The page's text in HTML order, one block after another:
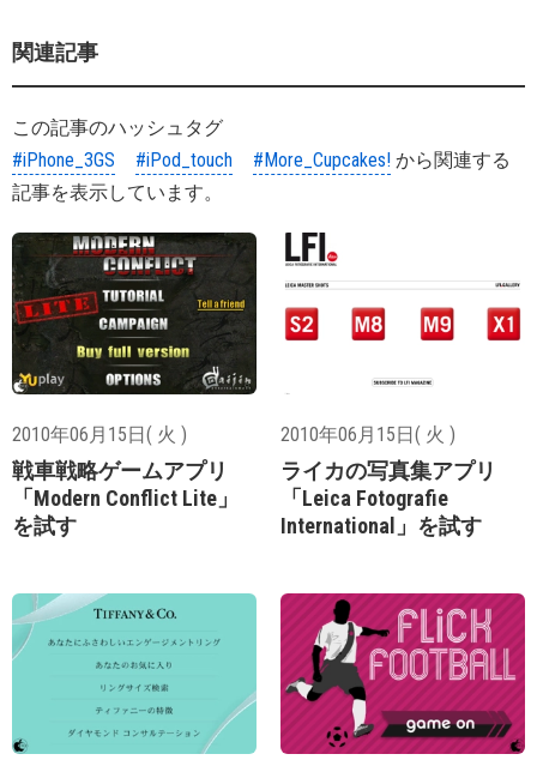
関連記事
この記事のハッシュタグ
#iPhone_3GS
#iPod_touch #More_Cupcakes! から関連する
記事を表示しています。
2010年06月15日( 火 )
戦車戦略ゲームアプリ
「Modern Conflict Lite」
を試す
2010年06月15日( 火 )
ライカの写真集アプリ
「Leica Fotografie
International」を試す